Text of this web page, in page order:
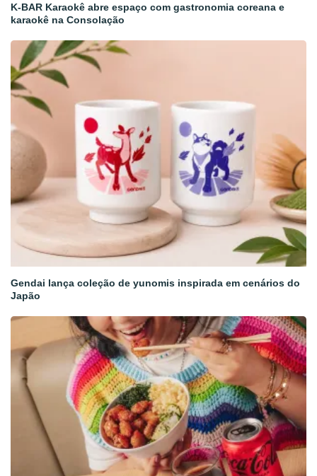
K-BAR Karaokê abre espaço com gastronomia coreana e
karaokê na Consolação
Gendai lança coleção de yunomis inspirada em cenários do
Japão